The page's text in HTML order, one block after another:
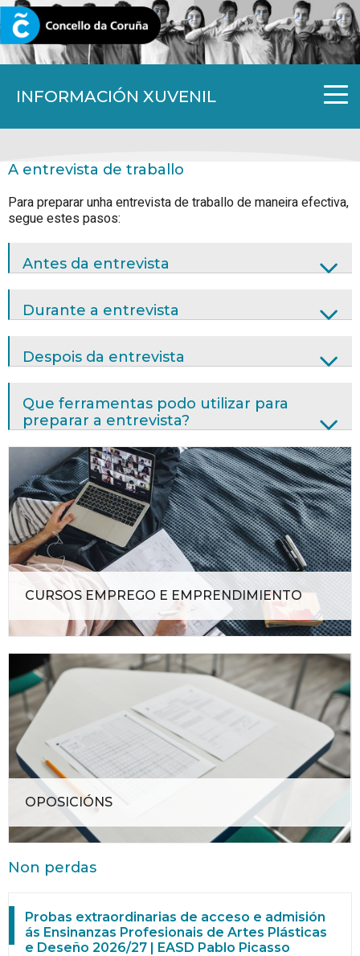
INFORMACIÓN XUVENIL
CORUNA.GAL
A entrevista de traballo
Para preparar unha entrevista de traballo de maneira efectiva,
segue estes pasos:
Antes da entrevista
Durante a entrevista
Despois da entrevista
Que ferramentas podo utilizar para
preparar a entrevista?
CURSOS EMPREGO E EMPRENDIMIENTO
OPOSICIÓNS
Non perdas
Probas extraordinarias de acceso e admisión
ás Ensinanzas Profesionais de Artes Plásticas
e Deseño 2026/27 | EASD Pablo Picasso